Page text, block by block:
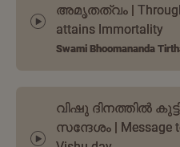
അമൃതത്വം | Through
attains Immortality
Swami Bhoomananda
വിഷു ദിനത്തിൽ
സന്ദേശം | Message